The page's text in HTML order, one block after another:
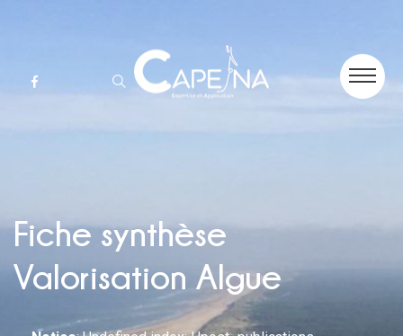
Fiche synthèse
Valorisation Algue